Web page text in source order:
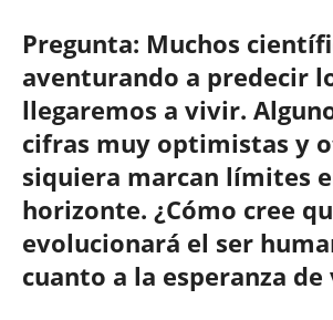
Pregunta: Muchos
aventurando a predecir
llegaremos a vivir.
cifras muy optimistas y
siquiera marcan límites
horizonte. ¿Cómo cree
evolucionará el ser
cuanto a la esperanza de